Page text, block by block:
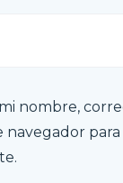
nombre,
navegador